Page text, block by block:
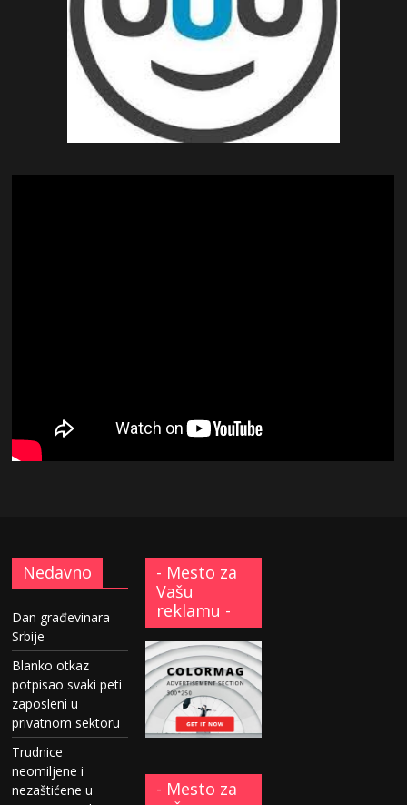
Nedavno
Dan građevinara
Srbije
Blanko otkaz
potpisao svaki peti
zaposleni u
privatnom sektoru
Trudnice
neomiljene i
nezaštićene u
- Mesto za
Vašu
reklamu -
- Mesto za